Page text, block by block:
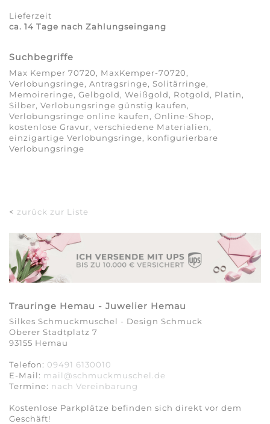
Lieferzeit
ca. 14 Tage nach Zahlungseingang
Suchbegriffe
Max Kemper 70720, MaxKemper-70720,
Verlobungsringe, Antragsringe, Solitärringe,
Memoireringe, Gelbgold, Weißgold, Rotgold, Platin,
Silber, Verlobungsringe günstig kaufen,
Verlobungsringe online kaufen, Online-Shop,
kostenlose Gravur, verschiedene Materialien,
einzigartige Verlobungsringe, konfigurierbare
Verlobungsringe
< zurück zur Liste
Trauringe Hemau - Juwelier Hemau
Silkes Schmuckmuschel - Design Schmuck
Oberer Stadtplatz 7
93155 Hemau
Telefon: 09491 6130010
E-Mail: mail@schmuckmuschel.de
Termine: nach Vereinbarung​​​​​​​
Kostenlose Parkplätze befinden sich direkt vor dem
Geschäft!